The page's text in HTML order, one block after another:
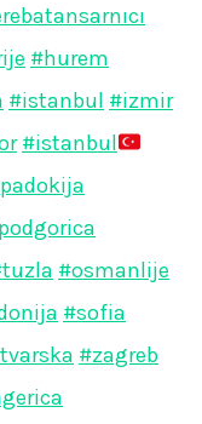
#hurem
#istanbul #izmir
#istanbul
#osmanlije
#sofia
#zagreb